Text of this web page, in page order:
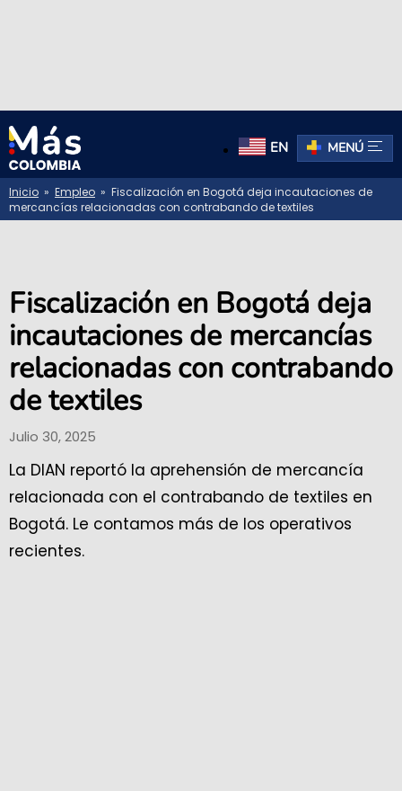
EN MENÚ
Inicio » Empleo » Fiscalización en Bogotá deja incautaciones de
mercancías relacionadas con contrabando de textiles
Fiscalización en Bogotá deja
incautaciones de mercancías
relacionadas con contrabando
de textiles
Julio 30, 2025
La DIAN reportó la aprehensión de mercancía
relacionada con el contrabando de textiles en
Bogotá. Le contamos más de los operativos
recientes.